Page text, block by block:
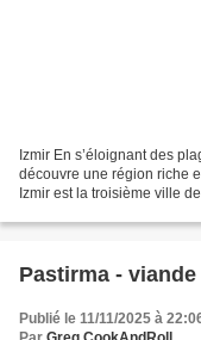
Izmir En s’éloignant des
découvre une région riche
Izmir est la troisième ville
Pastirma -
Publié le 11/11/2025 à